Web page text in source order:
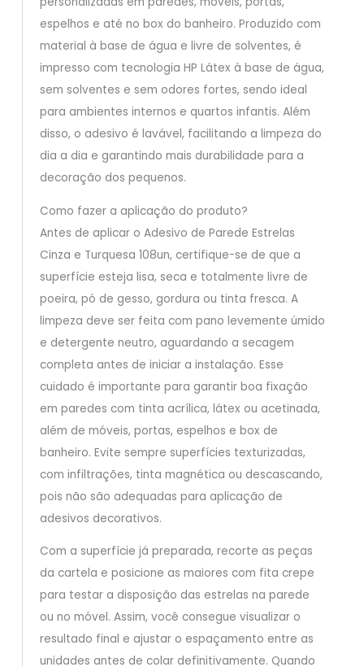
espelhos e até no box do banheiro. Produzido com
material à base de água e livre de solventes, é
impresso com tecnologia HP Látex à base de água,
sem solventes e sem odores fortes, sendo ideal
para ambientes internos e quartos infantis. Além
disso, o adesivo é lavável, facilitando a limpeza do
dia a dia e garantindo mais durabilidade para a
decoração dos pequenos.
Como fazer a aplicação do produto?
Antes de aplicar o Adesivo de Parede Estrelas
Cinza e Turquesa 108un, certifique-se de que a
superfície esteja lisa, seca e totalmente livre de
poeira, pó de gesso, gordura ou tinta fresca. A
limpeza deve ser feita com pano levemente úmido
e detergente neutro, aguardando a secagem
completa antes de iniciar a instalação. Esse
cuidado é importante para garantir boa fixação
em paredes com tinta acrílica, látex ou acetinada,
além de móveis, portas, espelhos e box de
banheiro. Evite sempre superfícies texturizadas,
com infiltrações, tinta magnética ou descascando,
pois não são adequadas para aplicação de
adesivos decorativos.
Com a superfície já preparada, recorte as peças
da cartela e posicione as maiores com fita crepe
para testar a disposição das estrelas na parede
ou no móvel. Assim, você consegue visualizar o
resultado final e ajustar o espaçamento entre as
unidades antes de colar definitivamente. Quando